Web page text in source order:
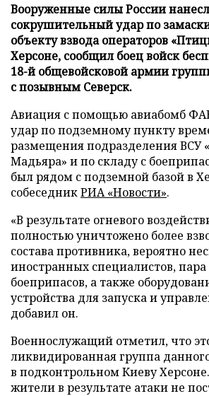
Вооруженные силы России
сокрушительный удар по
объекту взвода операторов
Херсоне, сообщил боец войск
18-й общевойсковой армии
с позывным Северск.
Авиация с помощью авиабомб
удар по подземному пункту
размещения подразделения ВСУ
Мадьяра» и по складу с
был рядом с подземной базой в
собеседникРИА «Новости».
«В результате огневого
полностью уничтожено более
состава противника, вероятно
иностранных специалистов, пара
боеприпасов, а также
устройства для запуска и
добавил он.
Военнослужащий отметил, что
ликвидированная группа
в подконтрольном Киеву
жители в результате атаки не